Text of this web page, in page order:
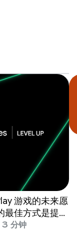
碑做
游戏的未来愿
佳方式是提供
3 分钟